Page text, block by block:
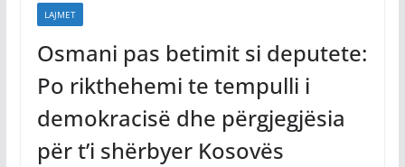
LAJMET
Osmani pas betimit si deputete:
Po rikthehemi te tempulli i
demokracisë dhe përgjegjësia
për t’i shërbyer Kosovës